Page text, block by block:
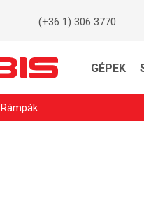
(+36 1) 306 3770
GÉPEK
Rámpák